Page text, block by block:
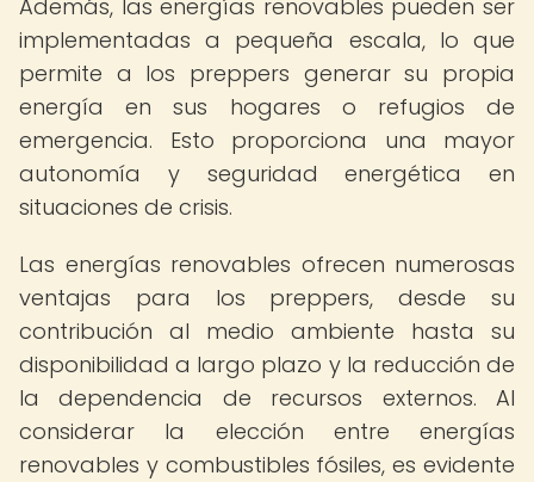
Además, las energías renovables pueden ser
implementadas a pequeña escala, lo que
permite a los preppers generar su propia
energía en sus hogares o refugios de
emergencia. Esto proporciona una mayor
autonomía y seguridad energética en
situaciones de crisis.
Las energías renovables ofrecen numerosas
ventajas para los preppers, desde su
contribución al medio ambiente hasta su
disponibilidad a largo plazo y la reducción de
la dependencia de recursos externos. Al
considerar la elección entre energías
renovables y combustibles fósiles, es evidente